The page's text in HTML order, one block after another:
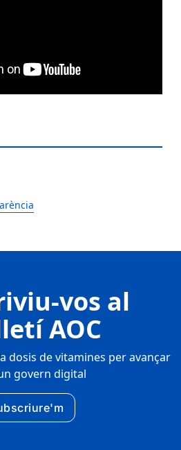
vos al
AOC
dosis de vitamines per avançar
govern digital